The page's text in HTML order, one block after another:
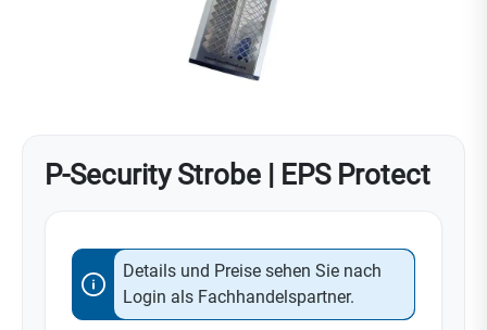
P-Security Strobe | EPS Protect
Details und Preise sehen Sie nach
Login als Fachhandelspartner.